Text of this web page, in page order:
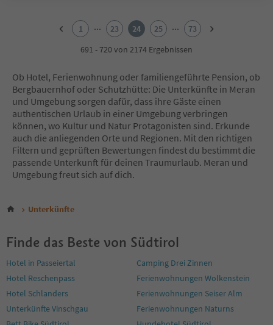
10
11
12
13
14
15
17
20
22
23
24
25
1 ... 23 24 25 ...
73
691 - 720 von 2174 Ergebnissen
Ob Hotel, Ferienwohnung oder familiengeführte Pension, ob
Bergbauernhof oder Schutzhütte: Die Unterkünfte in Meran
und Umgebung sorgen dafür, dass ihre Gäste einen
authentischen Urlaub in einer Umgebung verbringen
können, wo Kultur und Natur Protagonisten sind. Erkunde
auch die anliegenden Orte und Regionen. Mit den richtigen
Filtern und geprüften Bewertungen findest du bestimmt die
passende Unterkunft für deinen Traumurlaub. Meran und
Umgebung freut sich auf dich.
Unterkünfte
Finde das Beste von Südtirol
Hotel in Passeiertal
Camping Drei Zinnen
Hotel Reschenpass
Ferienwohnungen Wolkenstein
Hotel Schlanders
Ferienwohnungen Seiser Alm
Unterkünfte Vinschgau
Ferienwohnungen Naturns